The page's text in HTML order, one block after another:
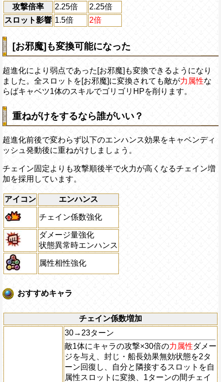
攻撃倍率
2.25倍
2.25倍
スロット影響 1.5倍 2倍
[お邪魔]も変換可能になった
超進化により弱点であった[お邪魔]も変換できるようになり
ました。全スロットを[お邪魔]に変換されても敵が力属性な
らばキャベツ1体のスキルでゴリゴリHPを削ります。
重ねがけをするなら誰がいい？
超進化前後で変わらず以下のエンハンス効果をキャベンディ
ッシュ発動後に重ねがけしましょう。
チェイン固定よりも攻撃順後半で火力が高くなるチェイン増
加を採用しています。
アイコン エンハンス
チェイン係数強化
ダメージ量強化
状態異常時エンハンス
属性相性強化
おすすめキャラ
チェイン係数増加
30→23ターン
敵1体にキャラの攻撃×30倍の力属性ダメー
ジを与え、封じ・船長効果無効状態を2タ
ーン回復し、自分と隣接するスロットを自
属性スロットに変換、1ターンの間チェイ